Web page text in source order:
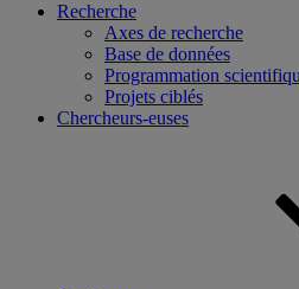
Recherche
Axes de recherche
Base de données
Programmation
Projets ciblés
Chercheurs-euses